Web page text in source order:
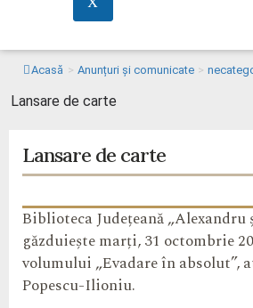
Acasă > Anunțuri și comunicate >
Lansare de carte
Lansare de carte
Biblioteca Județeană
găzduiește marți, 31 octombrie
volumului „Evadare în absolut”,
Popescu-Ilioniu.